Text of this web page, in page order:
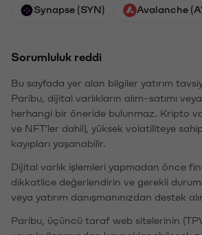
Synapse (SYN) Avalanche
Sorumluluk reddi
Bu sayfada yer alan bilgiler yatırım
Paribu, dijital varlıkların alım-satımı
herhangi bir öneride bulunmaz. Kripto
ve NFT'ler dahil), yüksek volatiliteye
kayıpları yaşanabilir.
Dijital varlık işlemleri yapmadan önce
dikkatlice değerlendirin ve gerekli
veya yatırım danışmanınızdan destek
Paribu, üçüncü taraf web sitelerinin